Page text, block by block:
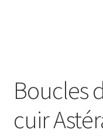
Boucles
cuir